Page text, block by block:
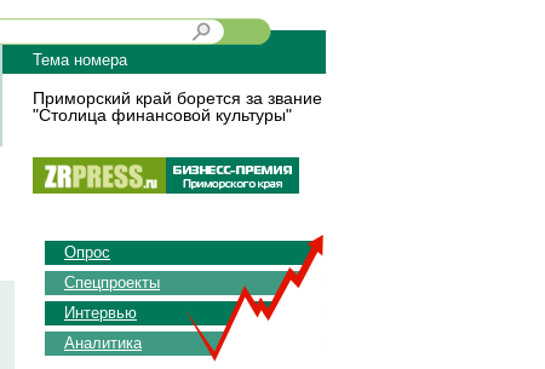
Тема номера
Приморский край борется за звание
"Столица финансовой культуры"
Опрос
Спецпроекты
Интервью
Аналитика